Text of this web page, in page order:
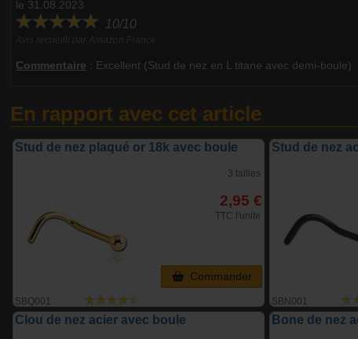
le 31.08.2023
10/10
Commentaire : Excellent (Stud de nez en L titane avec demi-boule)
En rapport avec cet article
Stud de nez plaqué or 18k avec boule
SBQ001
3 tailles
2,95 €
TTC l'unite
Commander
Stud de nez
SBN001
Clou de nez acier avec boule Bone de nez